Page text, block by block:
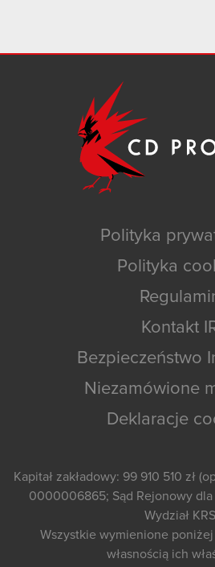
Polityka
Polityka
Kontakt
Bezpieczeństwo
Niezamówione
Deklaracje
Kapitał zakładowy: 99 910 510 zł
0000006865; Sąd Rejonowy dla
Wydział KRS
Wszystkie wymienione
własnością ich